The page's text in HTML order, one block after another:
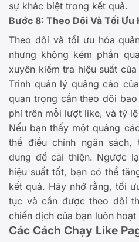
sự khác biệt trong kết quả.
Bước 8: Theo Dõi Và Tối Ưu
Theo dõi và tối ưu hóa
nhưng không kém phần
xuyên kiểm tra hiệu suất
Trình quản lý quảng cáo
quan trọng cần theo dõi
phí trên mỗi lượt like, và tỷ
Nếu bạn thấy một quảng
thể điều chỉnh ngân
dung để cải thiện. Ngược
hiệu suất tốt, bạn có thể
kết quả. Hãy nhớ rằng, tối
tục và cần được theo dõi
chiến dịch của bạn luôn
Các Cách Chạy Like